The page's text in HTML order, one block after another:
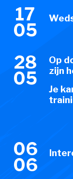
17
05
28
05
Op
zijn
Je
06
06